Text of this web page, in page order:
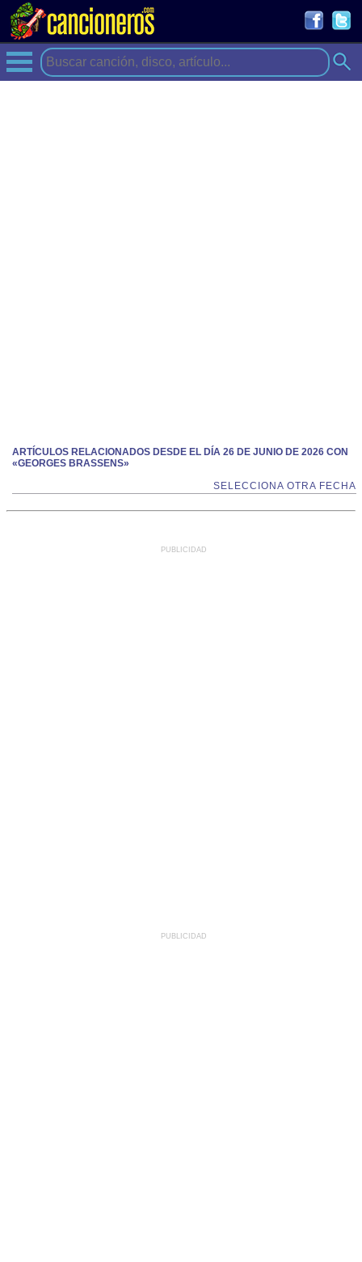
ARTÍCULOS RELACIONADOS DESDE EL DÍA 26 DE JUNIO DE 2026 CON
«GEORGES BRASSENS»
SELECCIONA OTRA FECHA
PUBLICIDAD
PUBLICIDAD